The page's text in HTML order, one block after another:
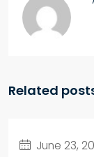
Related
June 23,